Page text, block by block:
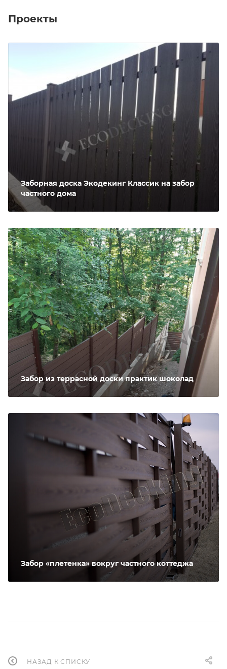
Проекты
Заборная доска Экодекинг Классик на забор
частного дома
Забор из террасной доски практик шоколад
Забор «плетенка» вокруг частного коттеджа
НАЗАД К СПИСКУ